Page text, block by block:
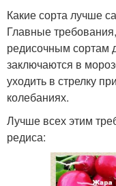
Какие сорта лучше
Главные
редисочным сортам
заключаются в
уходить в стрелку
колебаниях.
Лучше всех этим
редиса: